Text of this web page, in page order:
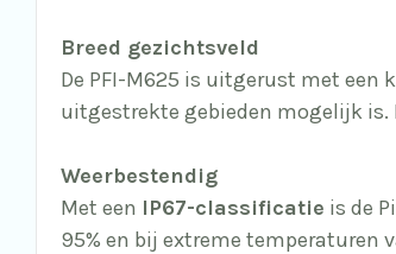
Breed gezichtsveld
De PFI-M625 is uitgerust met een
uitgestrekte gebieden mogelijk
Weerbestendig
Met een IP67-classificatie is de
95% en bij extreme temperaturen